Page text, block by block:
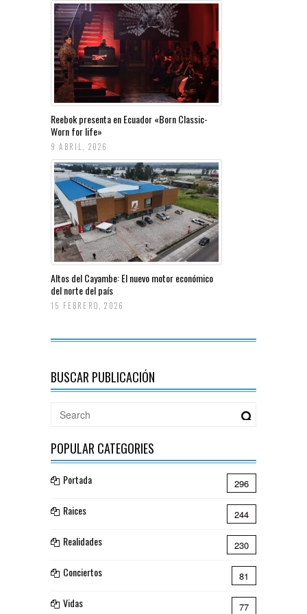
Reebok presenta en Ecuador «Born Classic-
Worn for life»
9 ABRIL, 2026
Altos del Cayambe: El nuevo motor económico
del norte del país
15 FEBRERO, 2026
BUSCAR PUBLICACIÓN
POPULAR CATEGORIES
Portada 296
Raices 244
Realidades 230
Conciertos 81
Vidas 77